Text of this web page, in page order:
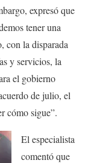
expresó que
tener una
con la disparada
y servicios, la
el gobierno
de julio, el
cómo sigue”.
El especialista
comentó que